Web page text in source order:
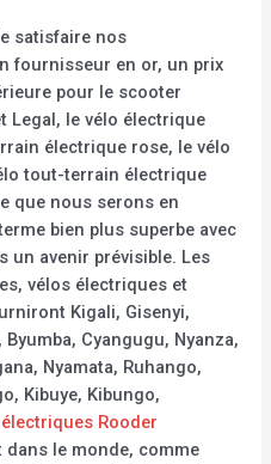
satisfaire nos
fournisseur en or, un prix
pour le scooter
Legal, le vélo électrique
électrique rose, le vélo
tout-terrain électrique
que nous serons en
bien plus superbe avec
un avenir prévisible. Les
vélos électriques et
Kigali, Gisenyi,
Cyangugu, Nyanza,
Nyamata, Ruhango,
Kibuye, Kibungo,
Rooder
le monde, comme